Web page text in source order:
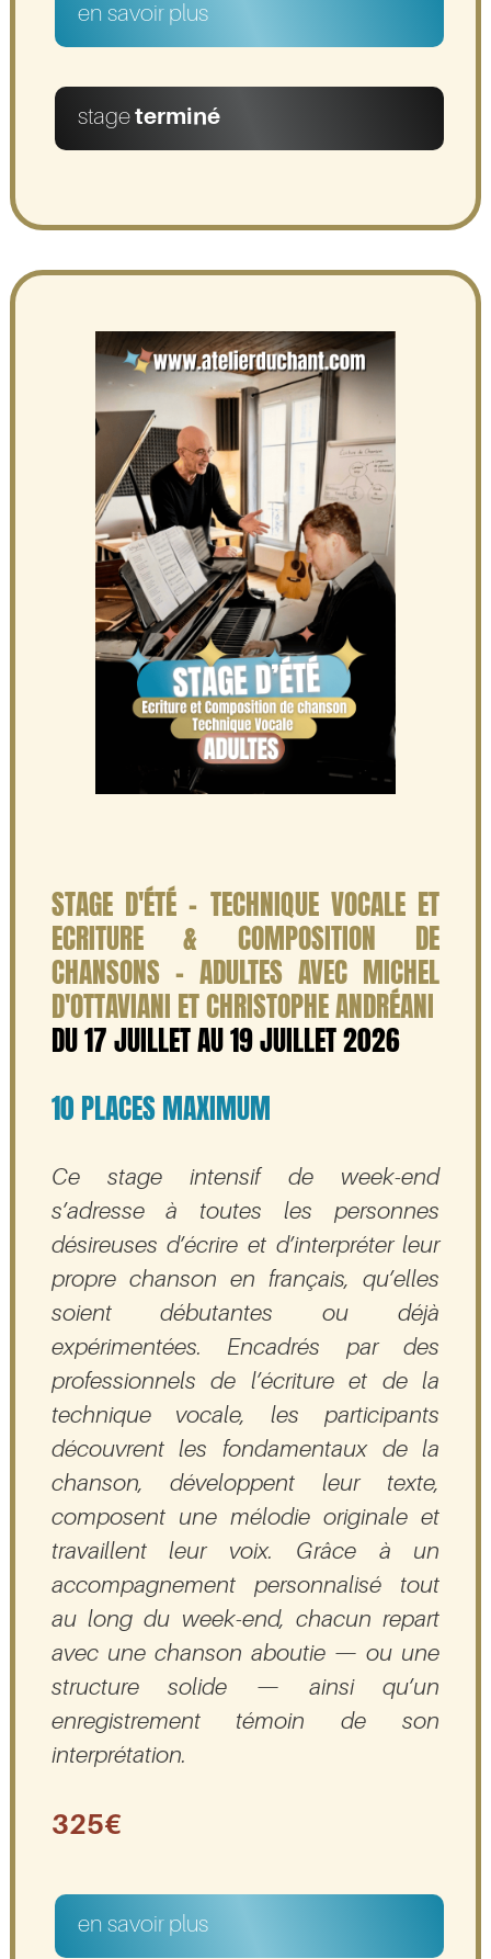
en savoir plus
stageterminé
STAGE D'ÉTÉ - TECHNIQUE VOCALE ET
ECRITURE & COMPOSITION DE
CHANSONS - ADULTES AVEC MICHEL
D'OTTAVIANI ET CHRISTOPHE ANDRÉANI
DU 17 JUILLET AU 19 JUILLET 2026
10 PLACES MAXIMUM
Ce stage intensif de week-end
s’adresse à toutes les personnes
désireuses d’écrire et d’interpréter leur
propre chanson en français, qu’elles
soient débutantes ou déjà
expérimentées. Encadrés par des
professionnels de l’écriture et de la
technique vocale, les participants
découvrent les fondamentaux de la
chanson, développent leur texte,
composent une mélodie originale et
travaillent leur voix. Grâce à un
accompagnement personnalisé tout
au long du week-end, chacun repart
avec une chanson aboutie — ou une
structure solide — ainsi qu’un
enregistrement témoin de son
interprétation.
325€
en savoir plus